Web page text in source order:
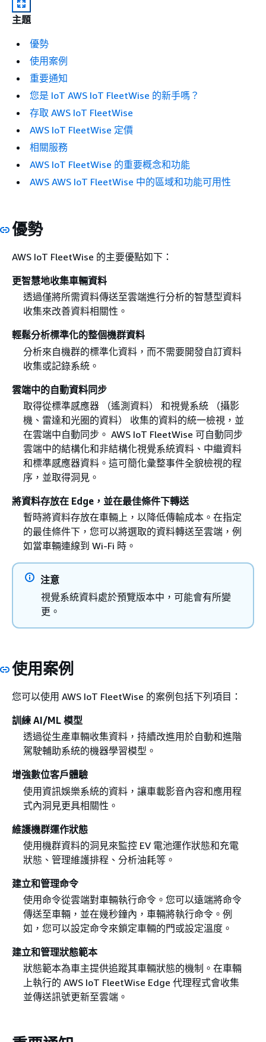
主題
優勢
使用案例
重要通知
您是 IoT AWS IoT FleetWise 的新手嗎？
存取 AWS IoT FleetWise
AWS IoT FleetWise 定價
相關服務
AWS IoT FleetWise 的重要概念和功能
AWS AWS IoT FleetWise 中的區域和功能可用性
優勢
AWS IoT FleetWise 的主要優點如下：
更智慧地收集車輛資料
透過僅將所需資料傳送至雲端進行分析的智慧型資料
收集來改善資料相關性。
輕鬆分析標準化的整個機群資料
分析來自機群的標準化資料，而不需要開發自訂資料
收集或記錄系統。
雲端中的自動資料同步
取得從標準感應器 （遙測資料） 和視覺系統 （攝影
機、雷達和光圈的資料） 收集的資料的統一檢視，並
在雲端中自動同步。 AWS IoT FleetWise 可自動同步
雲端中的結構化和非結構化視覺系統資料、中繼資料
和標準感應器資料。這可簡化彙整事件全貌檢視的程
序，並取得洞見。
將資料存放在 Edge，並在最佳條件下轉送
暫時將資料存放在車輛上，以降低傳輸成本。在指定
的最佳條件下，您可以將選取的資料轉送至雲端，例
如當車輛連線到 Wi-Fi 時。
注意
視覺系統資料處於預覽版本中，可能會有所變
更。
使用案例
您可以使用 AWS IoT FleetWise 的案例包括下列項目：
訓練 AI/ML 模型
透過從生產車輛收集資料，持續改進用於自動和進階
駕駛輔助系統的機器學習模型。
增強數位客戶體驗
使用資訊娛樂系統的資料，讓車載影音內容和應用程
式內洞見更具相關性。
維護機群運作狀態
使用機群資料的洞見來監控 EV 電池運作狀態和充電
狀態、管理維護排程、分析油耗等。
建立和管理命令
使用命令從雲端對車輛執行命令。您可以遠端將命令
傳送至車輛，並在幾秒鐘內，車輛將執行命令。例
如，您可以設定命令來鎖定車輛的門或設定溫度。
建立和管理狀態範本
狀態範本為車主提供追蹤其車輛狀態的機制。在車輛
上執行的 AWS IoT FleetWise Edge 代理程式會收集
並傳送訊號更新至雲端。